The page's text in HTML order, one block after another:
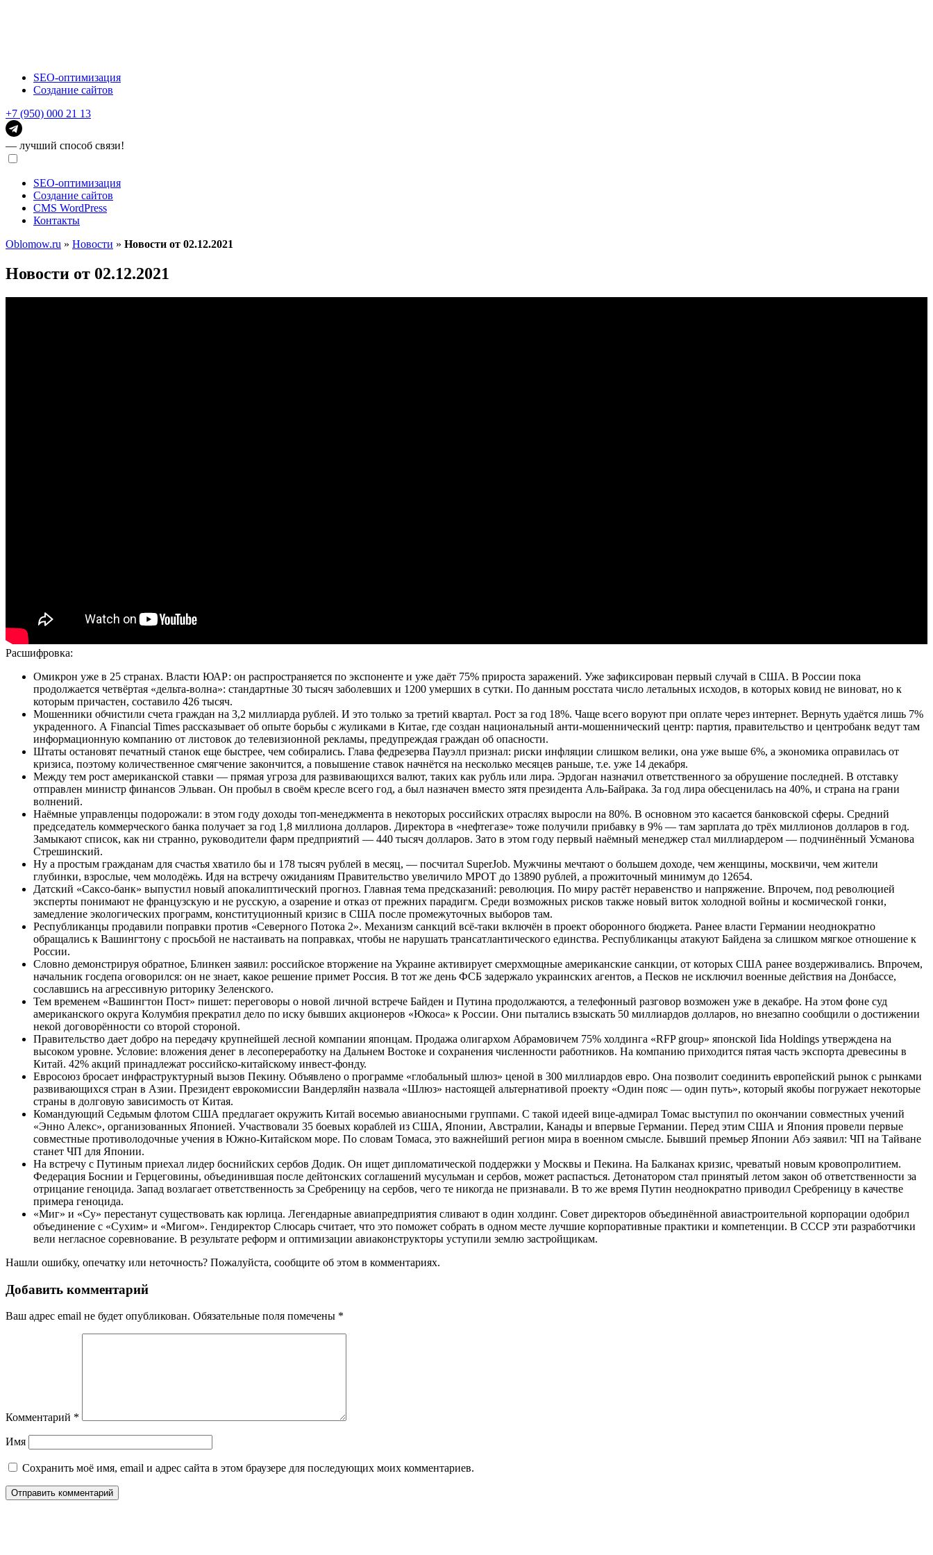
SEO-оптимизация
Создание сайтов
+7 (950) 000 21 13
— лучший способ связи!
SEO-оптимизация
Создание сайтов
CMS WordPress
Контакты
Oblomow.ru » Новости » Новости от 02.12.2021
Новости от 02.12.2021
Расшифровка:
Омикрон уже в 25 странах. Власти ЮАР: он распространяется по экспоненте и уже даёт 75% прироста заражений. Уже зафиксирован первый случай в США. В России пока
продолжается четвёртая «дельта-волна»: стандартные 30 тысяч заболевших и 1200 умерших в сутки. По данным росстата число летальных исходов, в которых ковид не виноват, но к
которым причастен, составило 426 тысяч.
Мошенники обчистили счета граждан на 3,2 миллиарда рублей. И это только за третий квартал. Рост за год 18%. Чаще всего воруют при оплате через интернет. Вернуть удаётся лишь 7%
украденного. А Financial Times рассказывает об опыте борьбы с жуликами в Китае, где создан национальный анти-мошеннический центр: партия, правительство и центробанк ведут там
информационную компанию от листовок до телевизионной рекламы, предупреждая граждан об опасности.
Штаты остановят печатный станок еще быстрее, чем собирались. Глава федрезерва Пауэлл признал: риски инфляции слишком велики, она уже выше 6%, а экономика оправилась от
кризиса, поэтому количественное смягчение закончится, а повышение ставок начнётся на несколько месяцев раньше, т.е. уже 14 декабря.
Между тем рост американской ставки — прямая угроза для развивающихся валют, таких как рубль или лира. Эрдоган назначил ответственного за обрушение последней. В отставку
отправлен министр финансов Эльван. Он пробыл в своём кресле всего год, а был назначен вместо зятя президента Аль-Байрака. За год лира обесценилась на 40%, и страна на грани
волнений.
Наёмные управленцы подорожали: в этом году доходы топ-менеджмента в некоторых российских отраслях выросли на 80%. В основном это касается банковской сферы. Средний
председатель коммерческого банка получает за год 1,8 миллиона долларов. Директора в «нефтегазе» тоже получили прибавку в 9% — там зарплата до трёх миллионов долларов в год.
Замыкают список, как ни странно, руководители фарм предприятий — 440 тысяч долларов. Зато в этом году первый наёмный менеджер стал миллиардером — подчинённый Усманова
Стрешинский.
Ну а простым гражданам для счастья хватило бы и 178 тысяч рублей в месяц, — посчитал SuperJob. Мужчины мечтают о большем доходе, чем женщины, москвичи, чем жители
глубинки, взрослые, чем молодёжь. Идя на встречу ожиданиям Правительство увеличило МРОТ до 13890 рублей, а прожиточный минимум до 12654.
Датский «Саксо-банк» выпустил новый апокалиптический прогноз. Главная тема предсказаний: революция. По миру растёт неравенство и напряжение. Впрочем, под революцией
эксперты понимают не французскую и не русскую, а озарение и отказ от прежних парадигм. Среди возможных рисков также новый виток холодной войны и космической гонки,
замедление экологических программ, конституционный кризис в США после промежуточных выборов там.
Республиканцы продавили поправки против «Северного Потока 2». Механизм санкций всё-таки включён в проект оборонного бюджета. Ранее власти Германии неоднократно
обращались к Вашингтону с просьбой не настаивать на поправках, чтобы не нарушать трансатлантического единства. Республиканцы атакуют Байдена за слишком мягкое отношение к
России.
Словно демонстрируя обратное, Блинкен заявил: российское вторжение на Украине активирует смерхмощные американские санкции, от которых США ранее воздерживались. Впрочем,
начальник госдепа оговорился: он не знает, какое решение примет Россия. В тот же день ФСБ задержало украинских агентов, а Песков не исключил военные действия на Донбассе,
сославшись на агрессивную риторику Зеленского.
Тем временем «Вашингтон Пост» пишет: переговоры о новой личной встрече Байден и Путина продолжаются, а телефонный разговор возможен уже в декабре. На этом фоне суд
американского округа Колумбия прекратил дело по иску бывших акционеров «Юкоса» к России. Они пытались взыскать 50 миллиардов долларов, но внезапно сообщили о достижении
некой договорённости со второй стороной.
Правительство дает добро на передачу крупнейшей лесной компании японцам. Продажа олигархом Абрамовичем 75% холдинга «RFP group» японской Iida Holdings утверждена на
высоком уровне. Условие: вложения денег в лесопереработку на Дальнем Востоке и сохранения численности работников. На компанию приходится пятая часть экспорта древесины в
Китай. 42% акций принадлежат российско-китайскому инвест-фонду.
Евросоюз бросает инфраструктурный вызов Пекину. Объявлено о программе «глобальный шлюз» ценой в 300 миллиардов евро. Она позволит соединить европейский рынок с рынками
развивающихся стран в Азии. Президент еврокомиссии Вандерляйн назвала «Шлюз» настоящей альтернативой проекту «Один пояс — один путь», который якобы погружает некоторые
страны в долговую зависимость от Китая.
Командующий Седьмым флотом США предлагает окружить Китай восемью авианосными группами. С такой идеей вице-адмирал Томас выступил по окончании совместных учений
«Энно Алекс», организованных Японией. Участвовали 35 боевых кораблей из США, Японии, Австралии, Канады и впервые Германии. Перед этим США и Япония провели первые
совместные противолодочные учения в Южно-Китайском море. По словам Томаса, это важнейший регион мира в военном смысле. Бывший премьер Японии Абэ заявил: ЧП на Тайване
станет ЧП для Японии.
На встречу с Путиным приехал лидер боснийских сербов Додик. Он ищет дипломатической поддержки у Москвы и Пекина. На Балканах кризис, чреватый новым кровопролитием.
Федерация Боснии и Герцеговины, объединившая после дейтонских соглашений мусульман и сербов, может распасться. Детонатором стал принятый летом закон об ответственности за
отрицание геноцида. Запад возлагает ответственность за Сребреницу на сербов, чего те никогда не признавали. В то же время Путин неоднократно приводил Сребреницу в качестве
примера геноцида.
«Миг» и «Су» перестанут существовать как юрлица. Легендарные авиапредприятия сливают в один холдинг. Совет директоров объединённой авиастроительной корпорации одобрил
объединение с «Сухим» и «Мигом». Гендиректор Слюсарь считает, что это поможет собрать в одном месте лучшие корпоративные практики и компетенции. В СССР эти разработчики
вели негласное соревнование. В результате реформ и оптимизации авиаконструкторы уступили землю застройщикам.
Нашли ошибку, опечатку или неточность? Пожалуйста, сообщите об этом в комментариях.
Добавить комментарий
Ваш адрес email не будет опубликован. Обязательные поля помечены *
Комментарий *
Имя
Сохранить моё имя, email и адрес сайта в этом браузере для последующих моих комментариев.